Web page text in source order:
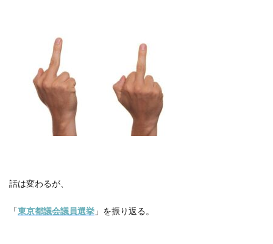
話は変わるが、
「東京都議会議員選挙 」を振り返る。